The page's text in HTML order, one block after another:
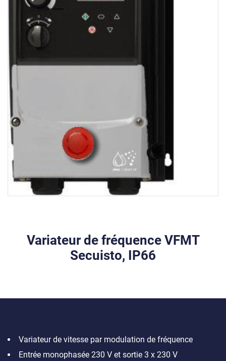
Variateur de fréquence VFMT
Secuisto, IP66
Variateur de vitesse par modulation de fréquence
Entrée monophasée 230 V et sortie 3 x 230 V